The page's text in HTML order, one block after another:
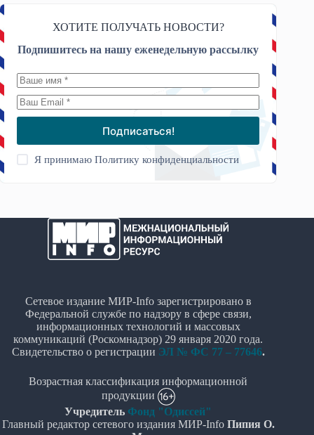
ХОТИТЕ ПОЛУЧАТЬ НОВОСТИ?
Подпишитесь на нашу еженедельную рассылку
Подписаться!
Я принимаюПолитику конфиденциальности
Сетевое издание МИР-Info зарегистрировано в
Федеральной службе по надзору в сфере связи,
информационных технологий и массовых
коммуникаций (Роскомнадзор) 29 января 2020 года.
Свидетельство о регистрации ЭЛ № ФС 77 – 77646.
Возрастная классификация информационной
продукции
Учредитель Фонд "Одиссей"
Главный редактор сетевого издания МИР-Info Пипия О.